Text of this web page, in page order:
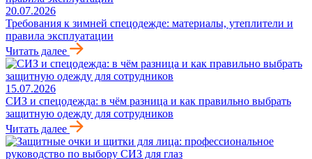
20.07.2026
Требования к зимней спецодежде: материалы, утеплители и
правила эксплуатации
Читать далее
15.07.2026
СИЗ и спецодежда: в чём разница и как правильно выбрать
защитную одежду для сотрудников
Читать далее